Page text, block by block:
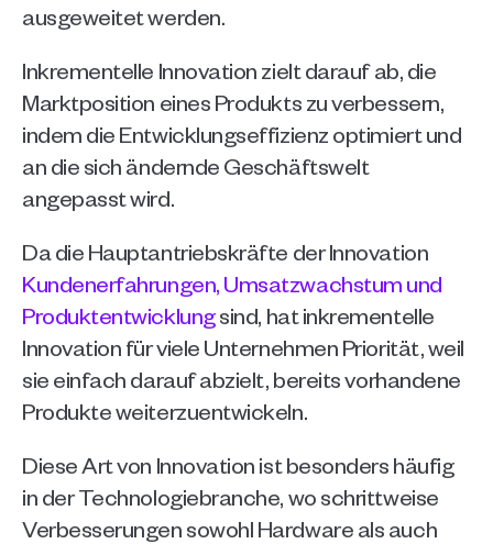
ausgeweitet werden.
Inkrementelle Innovation zielt darauf ab, die
Marktposition eines Produkts zu verbessern,
indem die Entwicklungseffizienz optimiert und
an die sich ändernde Geschäftswelt
angepasst wird.
Kundenerfahrungen, Umsatzwachstum und
Produktentwicklung sind, hat inkrementelle
Innovation für viele Unternehmen Priorität, weil
sie einfach darauf abzielt, bereits vorhandene
Produkte weiterzuentwickeln.
Diese Art von Innovation ist besonders häufig
in der Technologiebranche, wo schrittweise
Verbesserungen sowohl Hardware als auch